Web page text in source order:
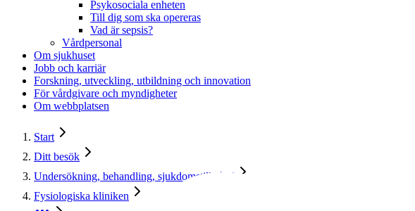
Psykosociala enheten
Till dig som ska opereras
Vad är sepsis?
Vårdpersonal
Om sjukhuset
Jobb och karriär
Forskning, utveckling, utbildning och innovation
För vårdgivare och myndigheter
Om webbplatsen
Start
Ditt besök
Undersökning, behandling, sjukdomstillstånd
Fysiologiska kliniken